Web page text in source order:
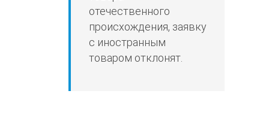
отечественного
происхождения, заявку
с иностранным
товаром отклонят.